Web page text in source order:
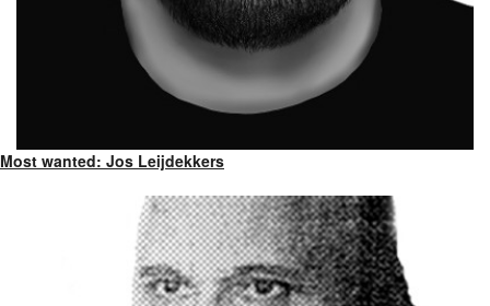
Most wanted: Jos Leijdekkers